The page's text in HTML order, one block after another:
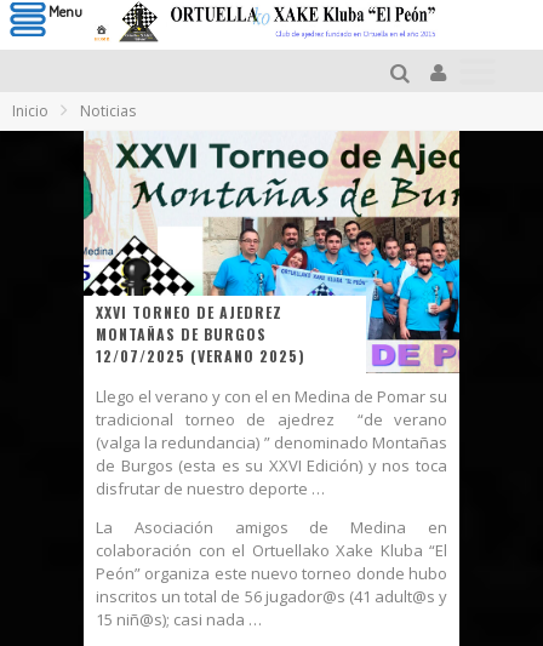
Inicio Noticias
XXVI TORNEO DE AJEDREZ
MONTAÑAS DE BURGOS
12/07/2025 (VERANO 2025)
Llego el verano y con el en Medina de Pomar su
tradicional torneo de ajedrez “de verano
(valga la redundancia) ” denominado Montañas
de Burgos (esta es su XXVI Edición) y nos toca
disfrutar de nuestro deporte …
La Asociación amigos de Medina en
colaboración con el Ortuellako Xake Kluba “El
Peón” organiza este nuevo torneo donde hubo
inscritos un total de 56 jugador@s (41 adult@s y
15 niñ@s); casi nada …
Menu